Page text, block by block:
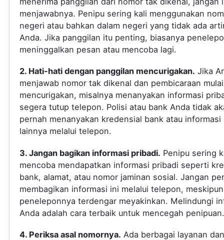
menjawabnya. Penipu sering kali menggunakan
negeri atau bahkan dalam negeri yang tidak ada
Anda. Jika panggilan itu penting, biasanya
meninggalkan pesan atau mencoba lagi.
2. Hati-hati dengan panggilan mencurigakan. Jika
menjawab nomor tak dikenal dan pembicaraan mulai
mencurigakan, misalnya menanyakan informasi
segera tutup telepon. Polisi atau bank Anda tidak
pernah menanyakan kredensial bank atau
lainnya melalui telepon.
3. Jangan bagikan informasi pribadi. Penipu sering
mencoba mendapatkan informasi pribadi seperti
bank, alamat, atau nomor jaminan sosial. Jangan
membagikan informasi ini melalui telepon, meskipun
peneleponnya terdengar meyakinkan. Melindungi
Anda adalah cara terbaik untuk mencegah penipuan.
4. Periksa asal nomornya. Ada berbagai layanan